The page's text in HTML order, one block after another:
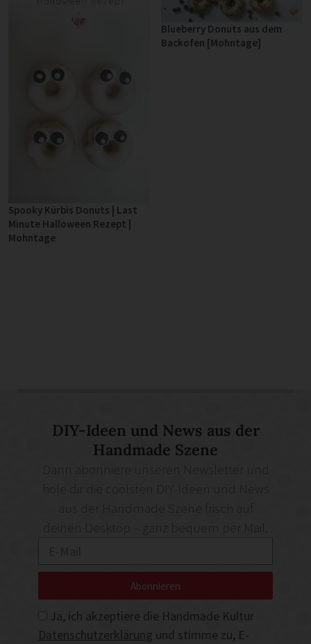
Spooky Kürbis Donuts | Last
Minute Halloween Rezept |
Mohntage
Blueberry Donuts aus dem
Backofen [Mohntage]
DIY-Ideen und News aus der
Handmade Szene
deinen Desktop – ganz bequem per Mail.
Ja, ich akzeptiere die Handmade Kultur
Datenschutzerklärung und stimme zu, E-
Abonnieren